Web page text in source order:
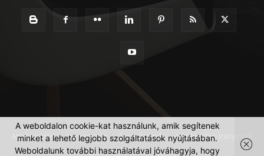
Médiaajánlat Impresszum Szerzői jogok Adatkezelési irányelvek
A weboldalon cookie-kat használunk, amik segítenek
minket a lehető legjobb szolgáltatások nyújtásában.
Weboldalunk további használatával jóváhagyja, hogy